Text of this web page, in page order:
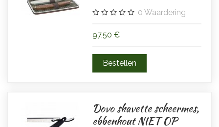
0 Waardering
97,50 €
Dovo shavette scheermes,
ebbenhout NIET OP